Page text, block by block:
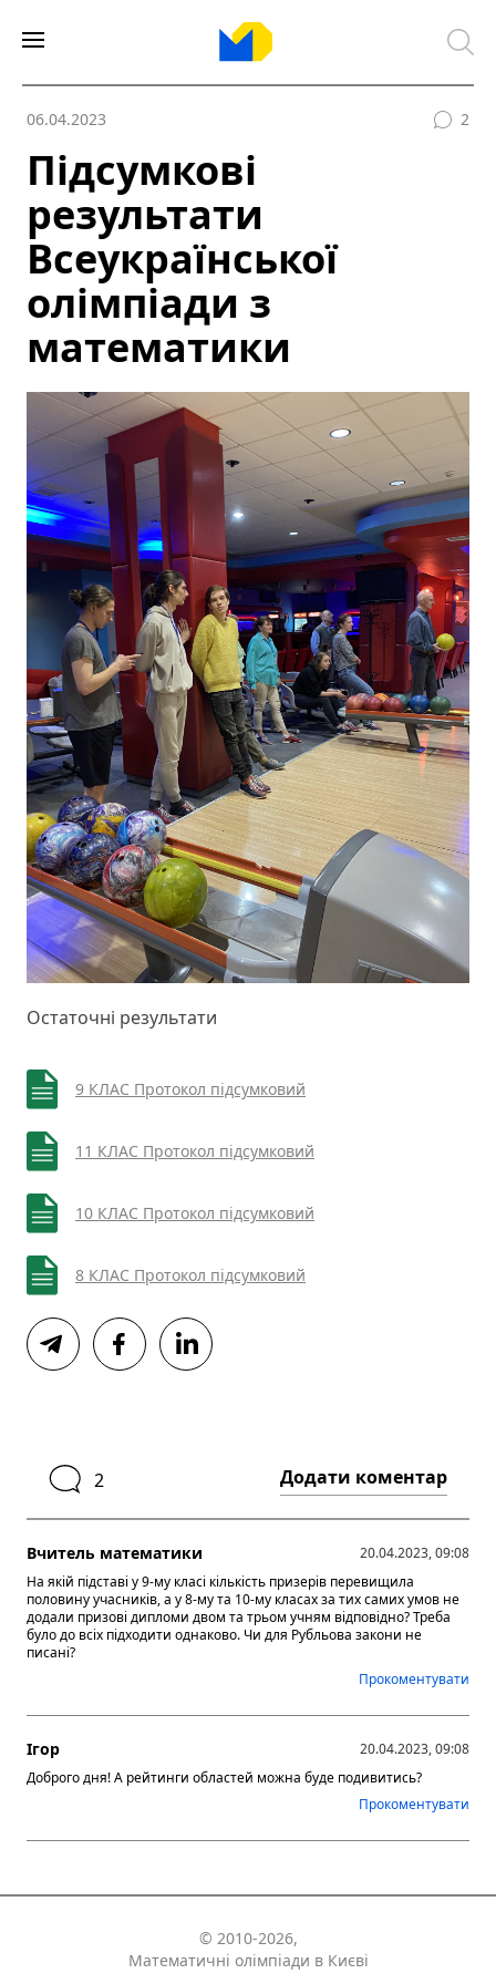
06.04.2023 2
Підсумкові
результати
Всеукраїнської
олімпіади з
математики
Остаточні результати
9 КЛАС Протокол підсумковий
11 КЛАС Протокол підсумковий
10 КЛАС Протокол підсумковий
8 КЛАС Протокол підсумковий
2 Додати коментар
Вчитель математики
20.04.2023, 09:08
На якій підставі у 9-му класі кількість призерів перевищила
половину учасників, а у 8-му та 10-му класах за тих самих умов не
додали призові дипломи двом та трьом учням відповідно? Треба
було до всіх підходити однаково. Чи для Рубльова закони не
писані?
Прокоментувати
Ігор
20.04.2023, 09:08
Доброго дня! А рейтинги областей можна буде подивитись?
Прокоментувати
© 2010-2026,
Математичні олімпіади в Києві